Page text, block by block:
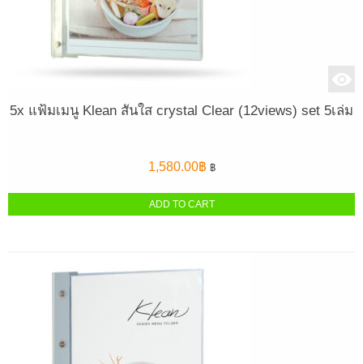
5x แฟ้มเมนู Klean สันใส crystal Clear (12views) set 5เล่ม
1,580.00฿ ฿
ADD TO CART